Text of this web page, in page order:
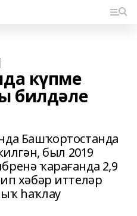
күпме
билдәле
Башҡортостанда
был 2019
ҡарағанда 2,9
хәбәр иттеләр
һаҡлау